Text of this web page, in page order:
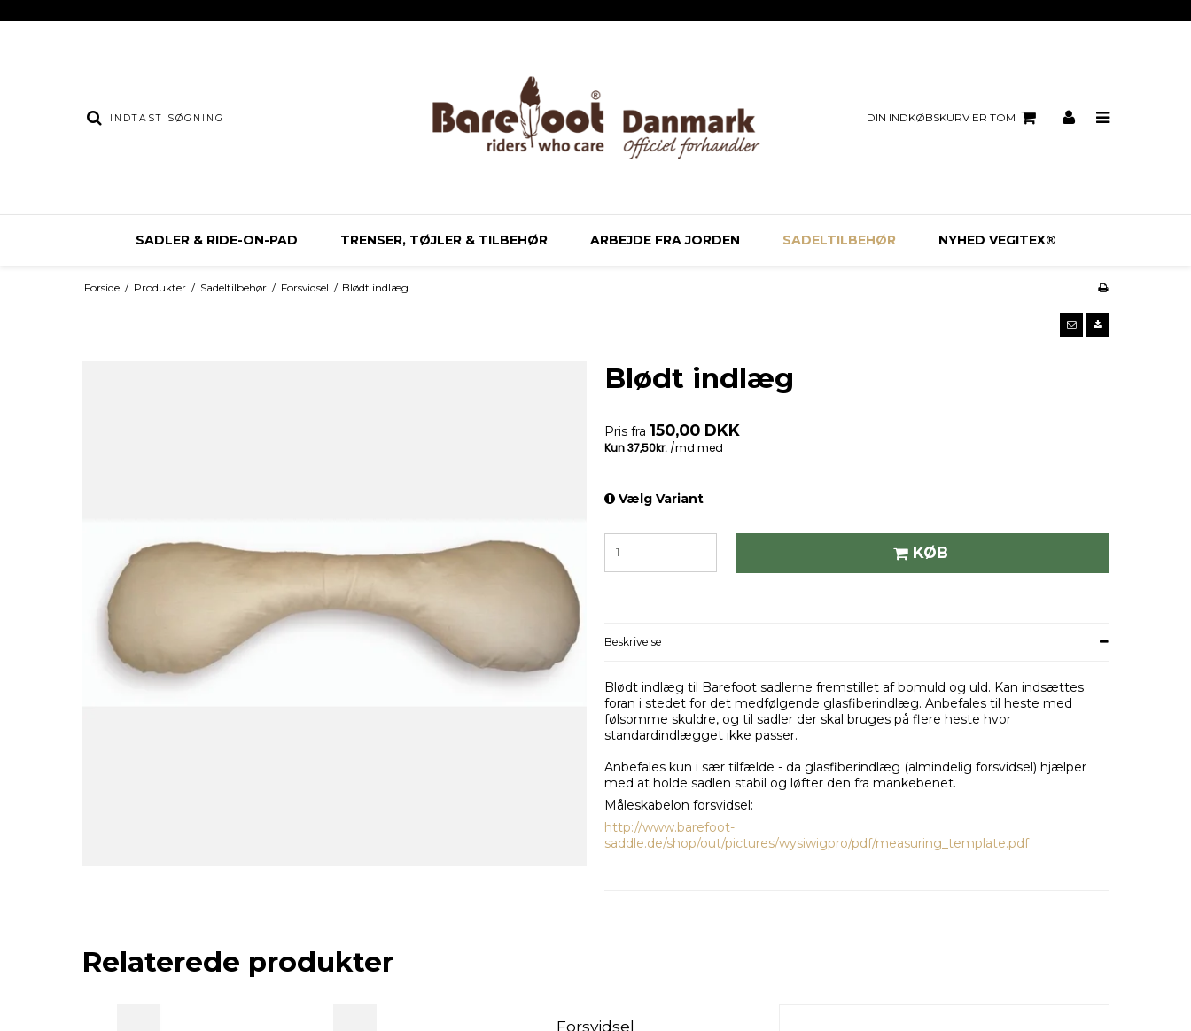
DIN INDKØBSKURV ER TOM
SADLER & RIDE-ON-PAD TRENSER, TØJLER & TILBEHØR ARBEJDE FRA JORDEN SADELTILBEHØR NYHED VEGITEX®
Forside / Produkter / Sadeltilbehør / Forsvidsel / Blødt indlæg
Blødt indlæg
Pris fra 150,00 DKK
Vælg Variant
KØB
Beskrivelse
Blødt indlæg til Barefoot sadlerne fremstillet af bomuld og uld. Kan indsættes
foran i stedet for det medfølgende glasfiberindlæg. Anbefales til heste med
følsomme skuldre, og til sadler der skal bruges på flere heste hvor
standardindlægget ikke passer.
Anbefales kun i sær tilfælde - da glasfiberindlæg (almindelig forsvidsel) hjælper
med at holde sadlen stabil og løfter den fra mankebenet.
Måleskabelon forsvidsel:
http://www.barefoot-
saddle.de/shop/out/pictures/wysiwigpro/pdf/measuring_template.pdf
Relaterede produkter
Forsvidsel